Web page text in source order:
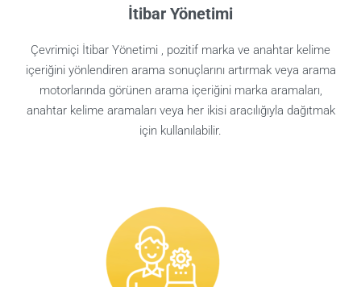
İtibar Yönetimi
Çevrimiçi İtibar Yönetimi , pozitif marka ve anahtar kelime
içeriğini yönlendiren arama sonuçlarını artırmak veya arama
motorlarında görünen arama içeriğini marka aramaları,
anahtar kelime aramaları veya her ikisi aracılığıyla dağıtmak
için kullanılabilir.